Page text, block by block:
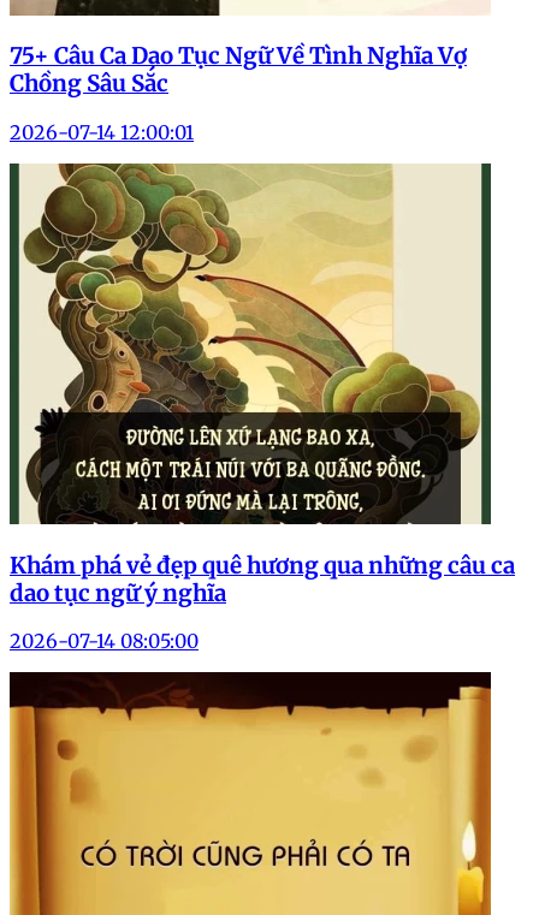
75+ Câu Ca Dao Tục Ngữ Về Tình Nghĩa Vợ
Chồng Sâu Sắc
2026-07-14 12:00:01
Khám phá vẻ đẹp quê hương qua những câu ca
dao tục ngữ ý nghĩa
2026-07-14 08:05:00